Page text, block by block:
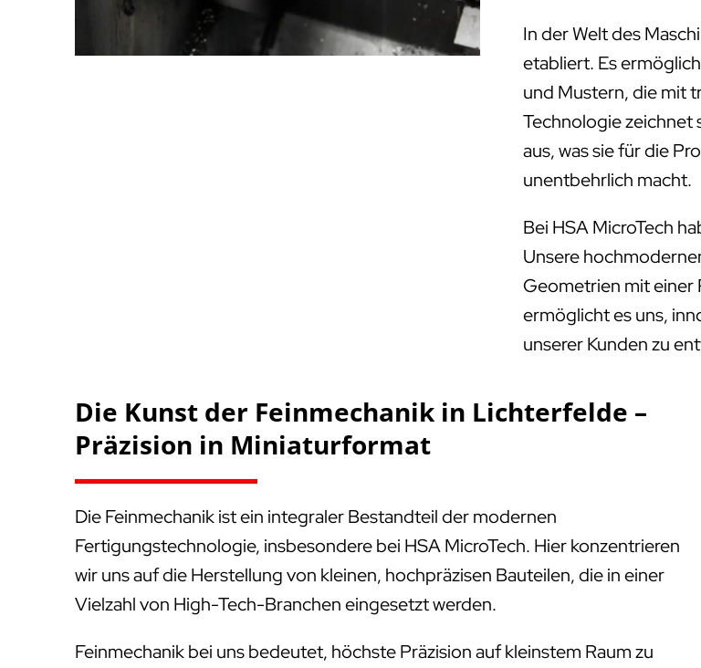
In der Welt des
etabliert. Es
und Mustern, die mit
Technologie zeichnet
aus, was sie für die
unentbehrlich macht.
Bei HSA MicroTech
Unsere
Geometrien mit einer
ermöglicht es uns,
unserer Kunden zu
Die Kunst der Feinmechanik in Lichterfelde –
Präzision in Miniaturformat
Die Feinmechanik ist ein integraler Bestandteil der modernen
Fertigungstechnologie, insbesondere bei HSA MicroTech. Hier konzentrieren
wir uns auf die Herstellung von kleinen, hochpräzisen Bauteilen, die in einer
Vielzahl von High-Tech-Branchen eingesetzt werden.
Feinmechanik bei uns bedeutet, höchste Präzision auf kleinstem Raum zu